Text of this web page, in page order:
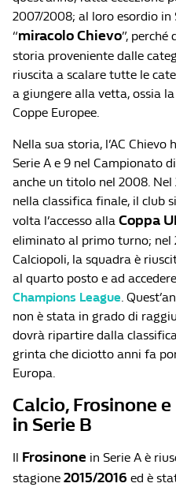
2007/2008; al loro esordio
“miracolo Chievo”, perché
storia proveniente dalle
riuscita a scalare tutte le
a giungere alla vetta, ossia
Coppe Europee.
Nella sua storia, l’AC Chievo
Serie A e 9 nel Campionato
anche un titolo nel 2008.
nella classifica finale, il club
volta l’accesso alla Coppa
eliminato al primo turno;
Calciopoli, la squadra è
al quarto posto e ad
Champions League.
non è stata in grado di
dovrà ripartire dalla
grinta che diciotto anni fa
Europa.
Calcio, Frosinone
in Serie B
Il Frosinone in Serie A è
stagione 2015/2016 ed è